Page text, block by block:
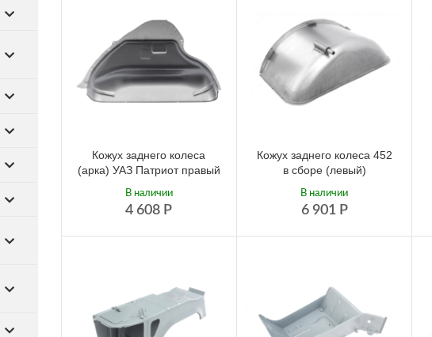
Кожух заднего колеса
(арка) УАЗ Патриот правый
4 608 Р
В наличии
Кожух заднего колеса 452
в сборе (левый)
6 901 Р
В наличии